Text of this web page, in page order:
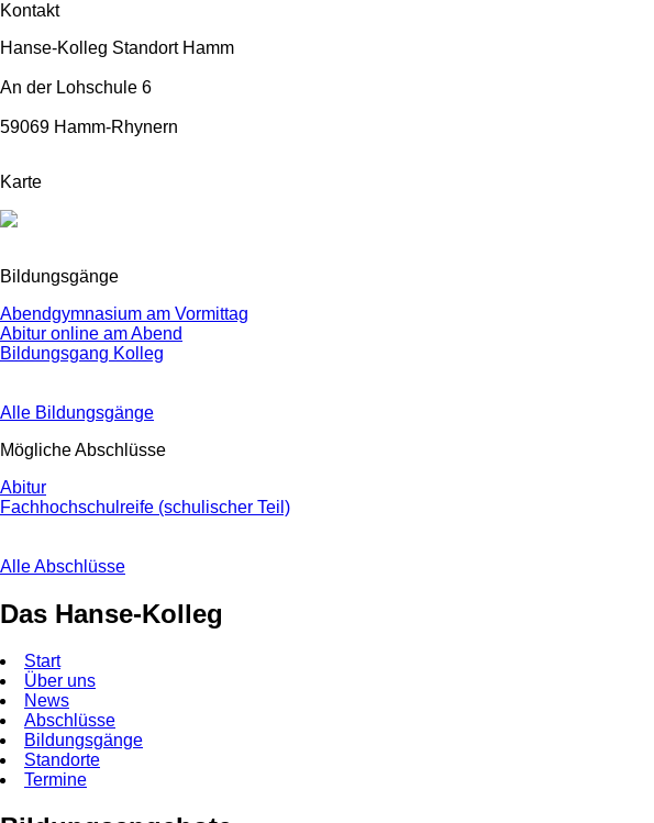
Kontakt
Hanse-Kolleg Standort Hamm
An der Lohschule 6
59069 Hamm-Rhynern
Karte
Bildungsgänge
Abendgymnasium am Vormittag
Abitur online am Abend
Bildungsgang Kolleg
Alle Bildungsgänge
Mögliche Abschlüsse
Abitur
Fachhochschulreife (schulischer Teil)
Alle Abschlüsse
Das Hanse-Kolleg
Start
Über uns
News
Abschlüsse
Bildungsgänge
Standorte
Termine